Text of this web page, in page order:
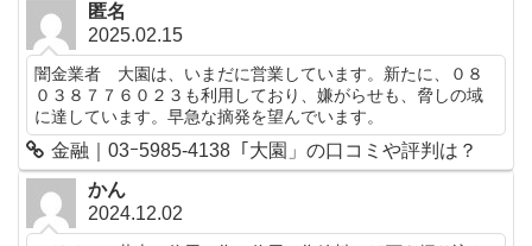
匿名
2025.02.15
闇金業者 大園は、いまだに営業しています。新たに、０８
０３８７７６０２３も利用しており、嫌がらせも、脅しの域
に達しています。早急な摘発を望んでいます。
金融｜03ｰ5985-4138「大園」の口コミや評判は？
かん
2024.12.02